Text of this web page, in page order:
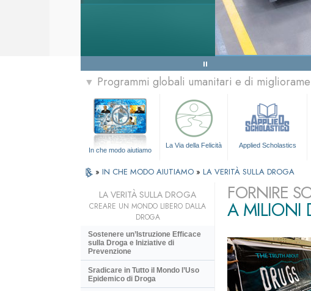
▼ Programmi globali umanitari e di
In che modo aiutiamo
La Via della Felicità Applied Scholastics
» IN CHE MODO AIUTIAMO » LA VERITÀ SULLA DROGA
FORNIRE
A MILIONI
LA VERITÀ SULLA DROGA
CREARE UN MONDO LIBERO DALLA
DROGA
Sostenere un’Istruzione Efficace
sulla Droga e Iniziative di
Prevenzione
Sradicare in Tutto il Mondo l’Uso
Epidemico di Droga